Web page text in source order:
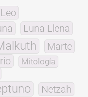
Leo
Luna Llena
Marte
Mitología
Netzah